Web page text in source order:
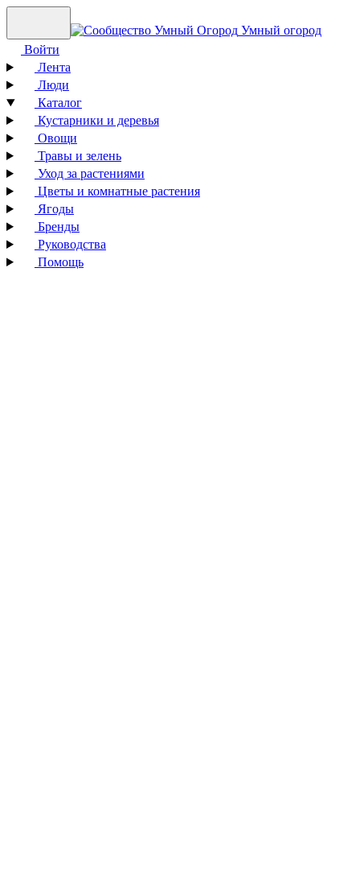
Умный огород
Войти
Лента
Люди
Каталог
Кустарники и деревья
Овощи
Травы и зелень
Уход за растениями
Цветы и комнатные растения
Ягоды
Бренды
Руководства
Помощь